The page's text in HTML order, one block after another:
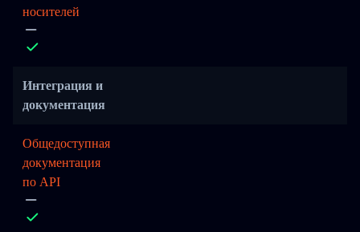
носителей
Интеграция и
документация
Общедоступная
документация
по API